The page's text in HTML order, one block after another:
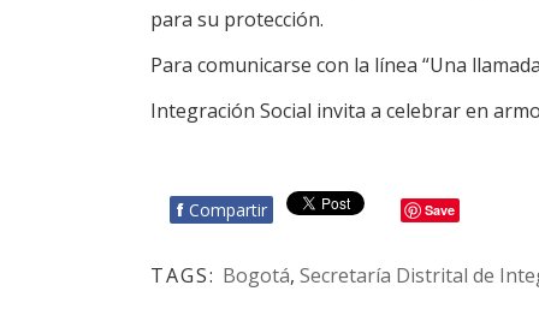
para su protección.
Para comunicarse con la línea “Una
Integración Social invita a celebrar en
f Compartir Save
TAGS: Bogotá, Secretaría Distrital de